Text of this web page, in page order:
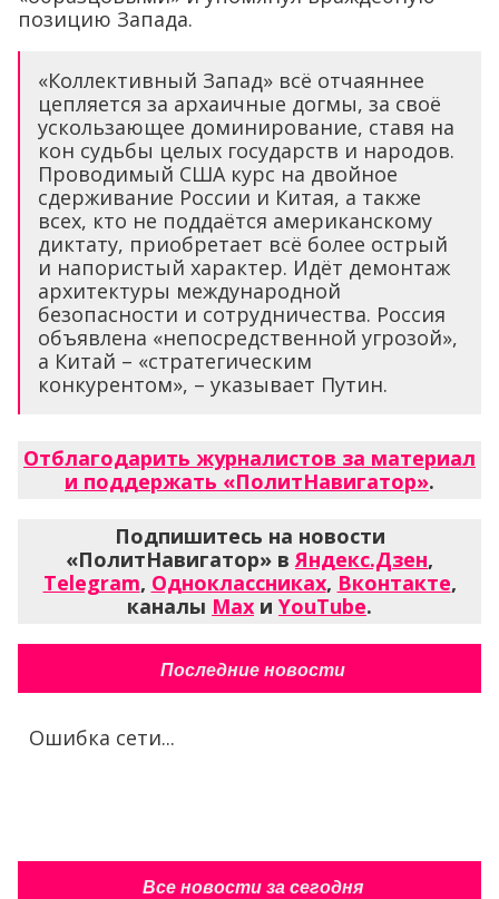
позицию Запада.
«Коллективный Запад» всё отчаяннее
цепляется за архаичные догмы, за своё
ускользающее доминирование, ставя на
кон судьбы целых государств и народов.
Проводимый США курс на двойное
сдерживание России и Китая, а также
всех, кто не поддаётся американскому
диктату, приобретает всё более острый
и напористый характер. Идёт демонтаж
архитектуры международной
безопасности и сотрудничества. Россия
объявлена «непосредственной угрозой»,
а Китай – «стратегическим
конкурентом», – указывает Путин.
Отблагодарить журналистов за материал
и поддержать «ПолитНавигатор».
Подпишитесь на новости
«ПолитНавигатор» вЯндекс.Дзен,
Telegram, Одноклассниках, Вконтакте,
каналы Max и YouTube.
Последние новости
Ошибка сети...
Все новости за сегодня